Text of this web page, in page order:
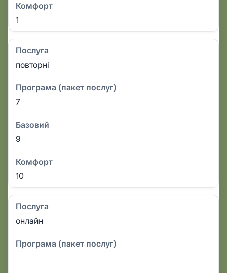
Комфорт
1
Послуга
повторні
Програма (пакет послуг)
7
Базовий
9
Комфорт
10
Послуга
онлайн
Програма (пакет послуг)